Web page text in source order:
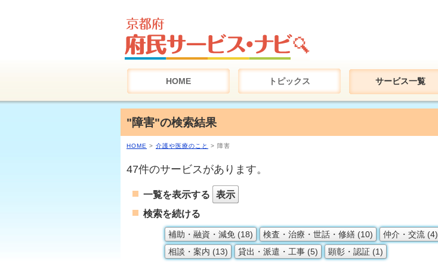
HOME トピックス サービス一覧
"障害"の検索結果
HOME > 介護や医療のこと > 障害
47件のサービスがあります。
一覧を表示する
表示
検索を続ける
補助・融資・減免 (18) 検査・治療・世話・修繕 (10)
仲介・交流 (4)
相談・案内 (13)
貸出・派遣・工事 (5) 顕彰・認証 (1)